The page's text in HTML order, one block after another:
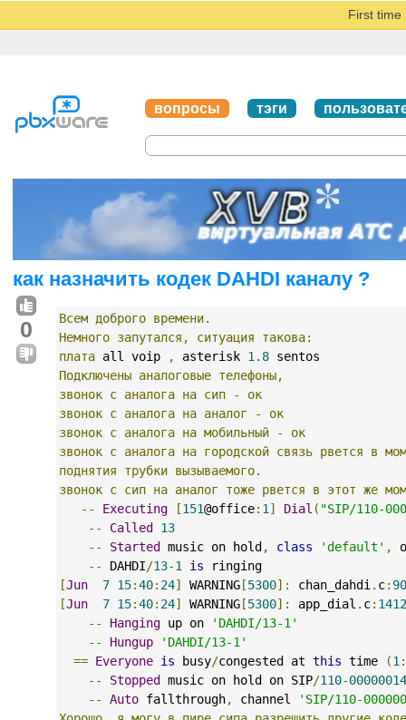
First time
вопросы тэги
как назначить кодек DAHDI каналу ?
0 Всем доброго времени.
Немного запутался, ситуация
такова:
плата all voip , asterisk 1.8 sentos
Подключены аналоговые телефоны,
звонок с аналога на сип -
ок
звонок с аналога на аналог -
ок
звонок с аналога на мобильный -
ок
звонок с аналога на городской связь рвется в
поднятия
трубки вызываемого.
звонок с сип на аналог тоже рвется в этот же
--
Executing [151@office: 1 ] Dial ( "SIP/110-
--
Called 13
--
Started music on hold, class 'default' ,
--
DAHDI/13-1 is ringing
[Jun 7 15:40: 24] WARNING[5300]: chan_dahdi . c:
[Jun 7 15:40: 24] WARNING[5300]: app_dial . c: 1412
--
Hanging up on
'DAHDI/13-1'
--
Hungup
'DAHDI/13-1'
== Everyone is busy/congested at this time (1 :
--
Stopped music on hold on SIP/110-00000014
--
Auto fallthrough, channel
'SIP/110-